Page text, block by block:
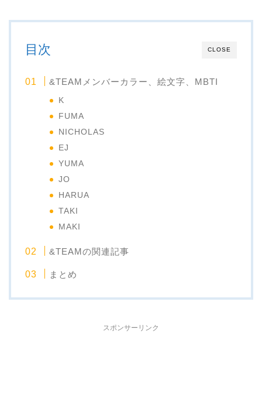
CLOSE
目次
&TEAMメンバーカラー、絵文字、MBTI
K
FUMA
NICHOLAS
EJ
YUMA
JO
HARUA
TAKI
MAKI
&TEAMの関連記事
まとめ
スポンサーリンク